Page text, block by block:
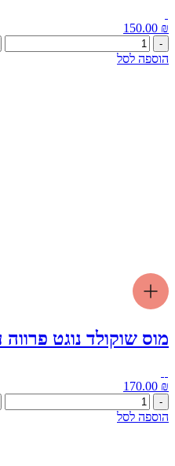
150.00 ₪
-
כמות
של
הוספה לסל
מוס שוקולד נוגט פרווה
170.00 ₪
-
כמות
של
הוספה לסל